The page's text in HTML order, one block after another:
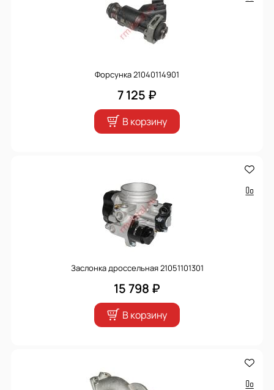
Форсунка 21040114901
7 125 ₽
В корзину
Заслонка дроссельная 21051101301
15 798 ₽
В корзину